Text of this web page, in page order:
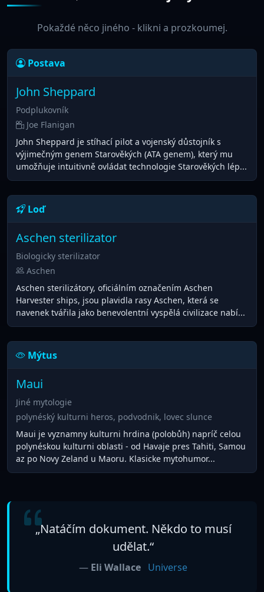
Pokaždé něco jiného - klikni a prozkoumej.
Postava
John Sheppard
Podplukovník
Joe Flanigan
John Sheppard je stíhací pilot a vojenský důstojník s
výjimečným genem Starověkých (ATA genem), který mu
umožňuje intuitivně ovládat technologie Starověkých lép...
Loď
Aschen sterilizator
Biologicky sterilizator
Aschen
Aschen sterilizátory, oficiálním označením Aschen
Harvester ships, jsou plavidla rasy Aschen, která se
navenek tvářila jako benevolentní vyspělá civilizace nabí...
Mýtus
Maui
Jiné mytologie
polynéský kulturni heros, podvodnik, lovec slunce
Maui je vyznamny kulturni hrdina (polobůh) napríč celou
polynéskou kulturni oblasti - od Havaje pres Tahiti, Samou
az po Novy Zeland u Maoru. Klasicke mytohumor...
„Natáčím dokument. Někdo to musí
udělat.“
— Eli Wallace Universe